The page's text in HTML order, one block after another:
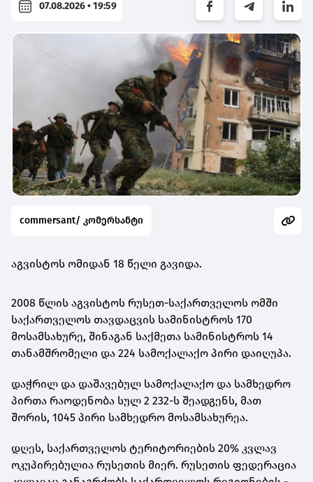
07.08.2026 • 19:59
commersant/ კომერსანტი
აგვისტოს ომიდან 18 წელი გავიდა.
2008 წლის აგვისტოს რუსეთ-საქართველოს ომში
საქართველოს თავდაცვის სამინისტროს 170
მოსამსახურე, შინაგან საქმეთა სამინისტროს 14
თანამშრომელი და 224 სამოქალაქო პირი დაიღუპა.
დაჭრილ და დაშავებულ სამოქალაქო და სამხედრო
პირთა რაოდენობა სულ 2 232-ს შეადგენს, მათ
შორის, 1045 პირი სამხედრო მოსამსახურეა.
დღეს, საქართველოს ტერიტორიების 20% კვლავ
ოკუპირებულია რუსეთის მიერ. რუსეთის ფედერაცია